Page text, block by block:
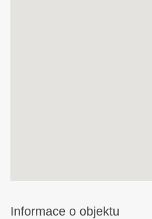
Informace o objektu